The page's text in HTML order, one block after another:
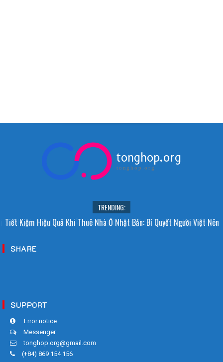
tonghop.org
tonghop.org
TRENDING:
Sao Người Nhật Không Ăn Hoa Quả Tự Trồng? Sự Thật Bất Ngờ Đằng
Tiết Kiệm Hiệu Quả Khi Thuê Nhà Ở Nhật Bản: Bí Quyết Người Việt Nên
SHARE
SUPPORT
Error notice
Messenger
tonghop.org@gmail.com
(+84) 869 154 156